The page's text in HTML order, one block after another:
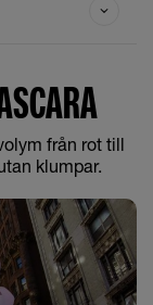
från rot till
klumpar.